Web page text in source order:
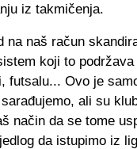
iz takmičenja.
na naš račun
koji to
futsalu... Ovo je
ali su
način da se tome
da istupimo iz